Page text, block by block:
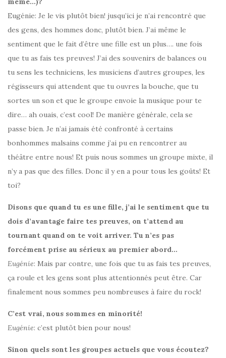
Eugénie: Je le vis plutôt bien! jusqu’ici je n’ai rencontré que
des gens, des hommes donc, plutôt bien. J’ai même le
sentiment que le fait d’être une fille est un plus…. une fois
que tu as fais tes preuves! J’ai des souvenirs de balances ou
tu sens les techniciens, les musiciens d’autres groupes, les
régisseurs qui attendent que tu ouvres la bouche, que tu
sortes un son et que le groupe envoie la musique pour te
dire… ah ouais, c’est cool! De manière générale, cela se
passe bien. Je n’ai jamais été confronté à certains
bonhommes malsains comme j’ai pu en rencontrer au
théâtre entre nous! Et puis nous sommes un groupe mixte, il
n’y a pas que des filles. Donc il y en a pour tous les goûts! Et
toi?
Disons que quand tu es une fille, j’ai le sentiment que tu
dois d’avantage faire tes preuves, on t’attend au
tournant quand on te voit arriver. Tu n’es pas
forcément prise au sérieux au premier abord…
Eugénie: Mais par contre, une fois que tu as fais tes preuves,
ça roule et les gens sont plus attentionnés peut être. Car
finalement nous sommes peu nombreuses à faire du rock!
C’est vrai, nous sommes en minorité!
Eugénie: c’est plutôt bien pour nous!
Sinon quels sont les groupes actuels que vous écoutez?